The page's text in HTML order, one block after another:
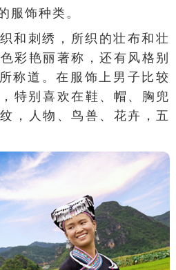
服饰种类。
和刺绣，所织的壮布和壮
彩艳丽著称，还有风格别
称道。在服饰上男子比较
特别喜欢在鞋、帽、胸兜
，人物、鸟兽、花卉，五